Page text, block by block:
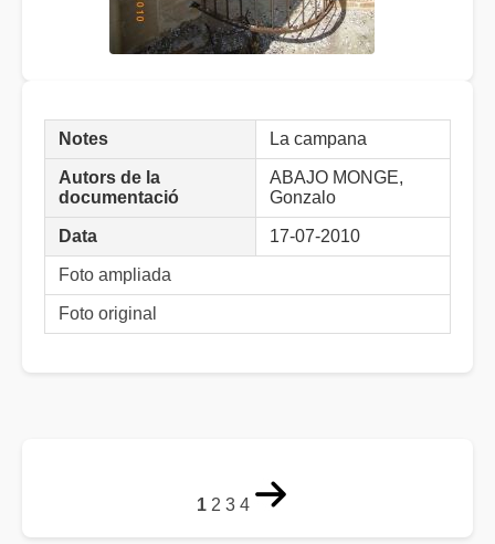
Notes La campana
Autors de la
documentació
ABAJO MONGE,
Gonzalo
Data 17-07-2010
Foto ampliada
Foto original
1 2 3 4